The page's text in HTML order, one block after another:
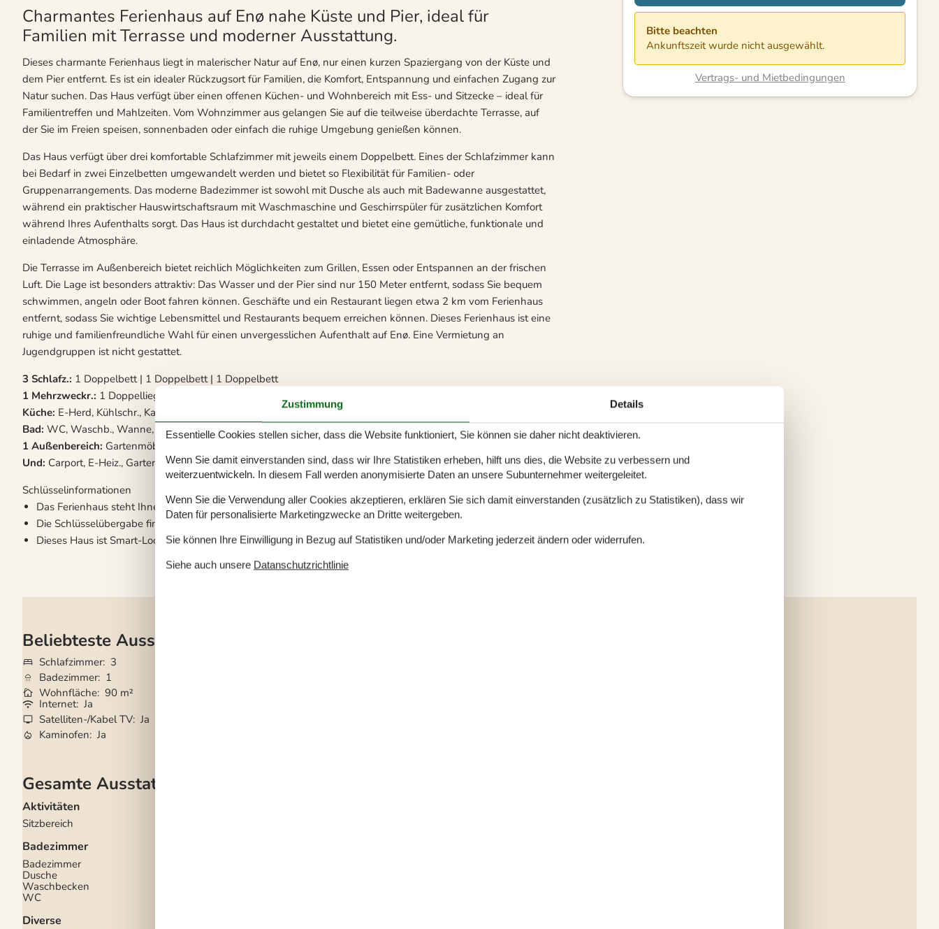
Charmantes Ferienhaus auf Enø nahe Küste und Pier, ideal für
Familien mit Terrasse und moderner Ausstattung.
Dieses charmante Ferienhaus liegt in malerischer Natur auf Enø, nur einen kurzen Spaziergang von der Küste und
dem Pier entfernt. Es ist ein idealer Rückzugsort für Familien, die Komfort, Entspannung und einfachen Zugang zur
Natur suchen. Das Haus verfügt über einen offenen Küchen- und Wohnbereich mit Ess- und Sitzecke – ideal für
Familientreffen und Mahlzeiten. Vom Wohnzimmer aus gelangen Sie auf die teilweise überdachte Terrasse, auf
der Sie im Freien speisen, sonnenbaden oder einfach die ruhige Umgebung genießen können.
Das Haus verfügt über drei komfortable Schlafzimmer mit jeweils einem Doppelbett. Eines der Schlafzimmer kann
bei Bedarf in zwei Einzelbetten umgewandelt werden und bietet so Flexibilität für Familien- oder
Gruppenarrangements. Das moderne Badezimmer ist sowohl mit Dusche als auch mit Badewanne ausgestattet,
während ein praktischer Hauswirtschaftsraum mit Waschmaschine und Geschirrspüler für zusätzlichen Komfort
während Ihres Aufenthalts sorgt. Das Haus ist durchdacht gestaltet und bietet eine gemütliche, funktionale und
einladende Atmosphäre.
Die Terrasse im Außenbereich bietet reichlich Möglichkeiten zum Grillen, Essen oder Entspannen an der frischen
Luft. Die Lage ist besonders attraktiv: Das Wasser und der Pier sind nur 150 Meter entfernt, sodass Sie bequem
schwimmen, angeln oder Boot fahren können. Geschäfte und ein Restaurant liegen etwa 2 km vom Ferienhaus
entfernt, sodass Sie wichtige Lebensmittel und Restaurants bequem erreichen können. Dieses Ferienhaus ist eine
ruhige und familienfreundliche Wahl für einen unvergesslichen Aufenthalt auf Enø. Eine Vermietung an
Jugendgruppen ist nicht gestattet.
3 Schlafz.: 1 Doppelbett | 1 Doppelbett | 1 Doppelbett
1 Mehrzweckr.: 1 Doppelliege, Holzofen, Chromecast, TV
Küche: E-Herd, Kühlschr., Kaffeem., Spülm., Waschm.
Bad: WC, Waschb., Wanne, Dusche
1 Außenbereich: Gartenmöbel, Liegestühle, Holzkohlegrill, Redskabsskur, Terrasse
Und: Carport, E-Heiz., Garten 928 m2 , Ferienhausgebiet
Schlüsselinformationen
Das Ferienhaus steht Ihnen am Anreisetag ab 16:00 Uhr zur Verfügung.
Die Schlüsselübergabe findet am Haus statt.
Dieses Haus ist Smart-Lock-fähig
Beliebteste Ausstattungen
Schlafzimmer 3
Badezimmer 1
Wohnfläche 90 m²
Internet Ja
Satelliten-/Kabel TV Ja
Kaminofen Ja
Gesamte Ausstattung
Aktivitäten
Sitzbereich
Badezimmer
Badezimmer
Dusche
Waschbecken
WC
Diverse
Bitte beachten
Ankunftszeit wurde nicht ausgewählt.
Vertrags- und Mietbedingungen
Zustimmung Details
Essentielle Cookies stellen sicher, dass die Website funktioniert, Sie können sie daher nicht deaktivieren.
Wenn Sie damit einverstanden sind, dass wir Ihre Statistiken erheben, hilft uns dies, die Website zu verbessern und
weiterzuentwickeln. In diesem Fall werden anonymisierte Daten an unsere Subunternehmer weitergeleitet.
Wenn Sie die Verwendung aller Cookies akzeptieren, erklären Sie sich damit einverstanden (zusätzlich zu Statistiken), dass wir
Daten für personalisierte Marketingzwecke an Dritte weitergeben.
Sie können Ihre Einwilligung in Bezug auf Statistiken und/oder Marketing jederzeit ändern oder widerrufen.
Siehe auch unsere Datanschutzrichtlinie